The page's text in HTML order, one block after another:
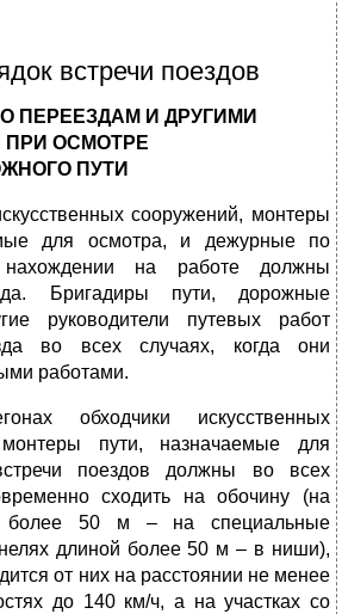
встречи поездов
ПЕРЕЕЗДАМ И ДРУГИМИ
ПРИ ОСМОТРЕ
ПУТИ
сооружений, монтеры
для осмотра, и дежурные по
на работе должны
Бригадиры пути, дорожные
руководители путевых работ
во всех случаях, когда они
работами.
обходчики искусственных
пути, назначаемые для
поездов должны во всех
сходить на обочину (на
более 50 м – на специальные
длиной более 50 м – в ниши),
от них на расстоянии не менее
до 140 км/ч, а на участках со